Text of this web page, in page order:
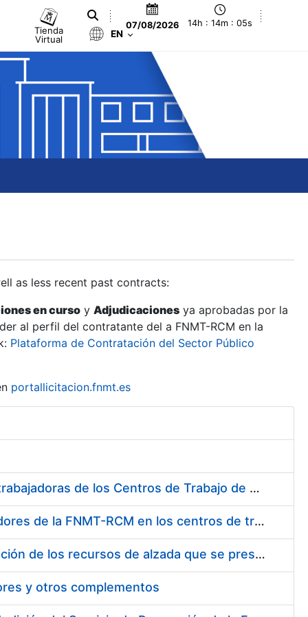
Tienda
Virtual
07/08/2026 14h : 14m : 06s
EN
as less recent past contracts:
en curso y Adjudicaciones ya aprobadas por la
al perfil del contratante del a FNMT-RCM en la
Plataforma de Contratación del Sector Público
portallicitacion.fnmt.es
Suministro de Protectores Auditivos a medida para las personas trabajadoras de los Centros de Trabajo de Madrid y Burgos
Suministro de gafas graduadas antiproyecciones para los trabajadores de la FNMT-RCM en los centros de trabajo de Madrid y Burgos
Servicios de una empresa externa para el asesoramiento y resolución de los recursos de alzada que se presentan relacionados con procesos de selección para la FNMT-RCM
y otros complementos